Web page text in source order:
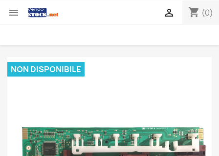
 shopping_cart (0)

NON DISPONIBILE